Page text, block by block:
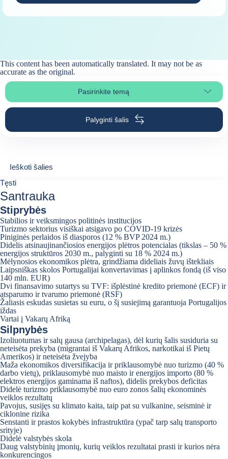
This content has been automatically translated. It may not be as
accurate as the original.
Pasirinkite temąPasirinkite puslapio skiltį
Palyginti šalis
Ieškoti šalies
0suggestions
Ieškoti šalies
Tęsti
Santrauka
Stiprybės
Stabilios ir veiksmingos politinės institucijos
Turizmo sektorius visiškai atsigavo po COVID-19 krizės
Piniginės perlaidos iš diasporos (12 % BVP 2024 m.)
Didelis atsinaujinančiosios energijos plėtros potencialas (tikslas – 50 %
energijos struktūros 2030 m., palyginti su 18 % 2024 m.)
Mėlynosios ekonomikos plėtra, grindžiama dideliais žuvų ištekliais
Laipsniškas skolos Portugalijai konvertavimas į aplinkos fondą (iš viso
140 mln. EUR)
Dvi finansavimo sutartys su TVF: išplėstinė kredito priemonė (ECF) ir
atsparumo ir tvarumo priemonė (RSF)
Žaliasis eskudas susietas su euru, o šį susiejimą garantuoja Portugalijos
iždas
Vartai į Vakarų Afriką
Silpnybės
Izoliuotumas ir salų gausa (archipelagas), dėl kurių šalis susiduria su
neteisėta prekyba (migrantai iš Vakarų Afrikos, narkotikai iš Pietų
Amerikos) ir neteisėta žvejyba
Maža ekonomikos diversifikacija ir priklausomybė nuo turizmo (40 %
darbo vietų), priklausomybė nuo maisto ir energijos importo (80 %
elektros energijos gaminama iš naftos), didelis prekybos deficitas
Didelė turizmo priklausomybė nuo euro zonos šalių ekonominės
veiklos rezultatų
Pavojus, susijęs su klimato kaita, taip pat su vulkanine, seisminė ir
ciklonine rizika
Senstanti ir prastos kokybės infrastruktūra (ypač tarp salų transporto
srityje)
Didelė valstybės skola
Daug valstybinių įmonių, kurių veiklos rezultatai prasti ir kurios nėra
konkurencingos